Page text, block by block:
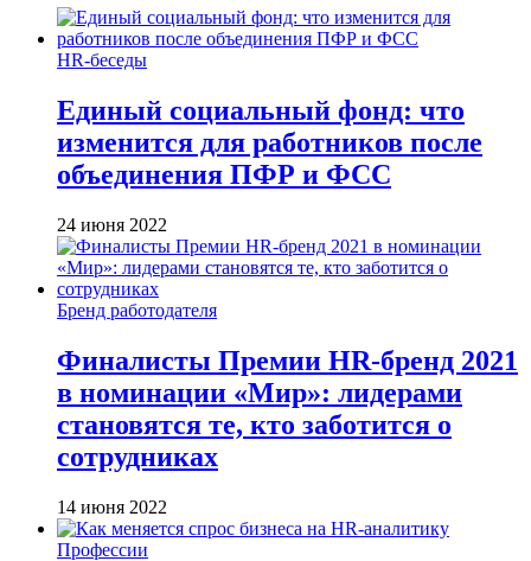
HR-беседы
Единый социальный фонд: что
изменится для работников после
объединения ПФР и ФСС
24 июня 2022
Бренд работодателя
Финалисты Премии HR-бренд 2021
в номинации «Мир»: лидерами
становятся те, кто заботится о
сотрудниках
14 июня 2022
Профессии